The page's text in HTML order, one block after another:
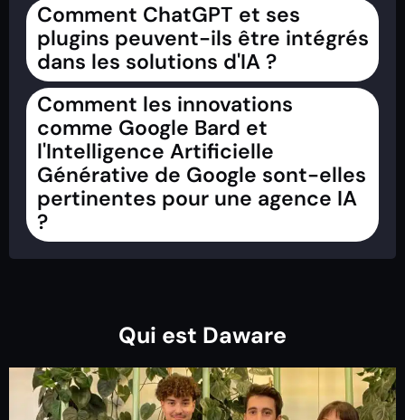
Comment ChatGPT et ses
plugins peuvent-ils être intégrés
dans les solutions d'IA ?
Comment les innovations
comme Google Bard et
l'Intelligence Artificielle
Générative de Google sont-elles
pertinentes pour une agence IA
?
Qui est Daware